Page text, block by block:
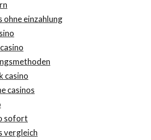
ohne einzahlung
casino
casinos
sofort
vergleich